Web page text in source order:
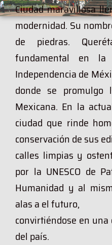
Ciudad maravillosa
modernidad. Su
de piedras.
fundamental en la
Independencia de
donde se promulgo
Mexicana. En la
ciudad que rinde
conservación de sus
calles limpias y
por la UNESCO de
Humanidad y al
alas a el futuro,
convirtiéndose en
del país.